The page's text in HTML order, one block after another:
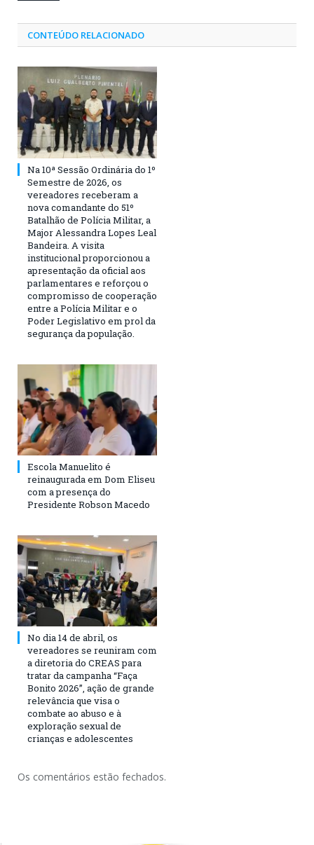
CONTEÚDO RELACIONADO
Na 10ª Sessão Ordinária do 1º
Semestre de 2026, os
vereadores receberam a
nova comandante do 51º
Batalhão de Polícia Militar, a
Major Alessandra Lopes Leal
Bandeira. A visita
institucional proporcionou a
apresentação da oficial aos
parlamentares e reforçou o
compromisso de cooperação
entre a Polícia Militar e o
Poder Legislativo em prol da
segurança da população.
Escola Manuelito é
reinaugurada em Dom Eliseu
com a presença do
Presidente Robson Macedo
No dia 14 de abril, os
vereadores se reuniram com
a diretoria do CREAS para
tratar da campanha “Faça
Bonito 2026”, ação de grande
relevância que visa o
combate ao abuso e à
exploração sexual de
crianças e adolescentes
Os comentários estão fechados.